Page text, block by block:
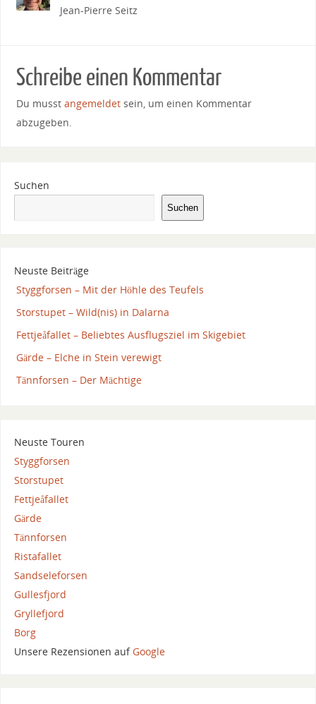
Jean-Pierre Seitz
Schreibe einen Kommentar
Du musst angemeldetsein, um einen Kommentar
abzugeben.
Suchen
Suchen
Neuste Beiträge
Styggforsen – Mit der Höhle des Teufels
Storstupet – Wild(nis) in Dalarna
Fettjeåfallet – Beliebtes Ausflugsziel im Skigebiet
Gärde – Elche in Stein verewigt
Tännforsen – Der Mächtige
Neuste Touren
Styggforsen
Storstupet
Fettjeåfallet
Gärde
Tännforsen
Ristafallet
Sandseleforsen
Gullesfjord
Gryllefjord
Borg
Unsere Rezensionen aufGoogle